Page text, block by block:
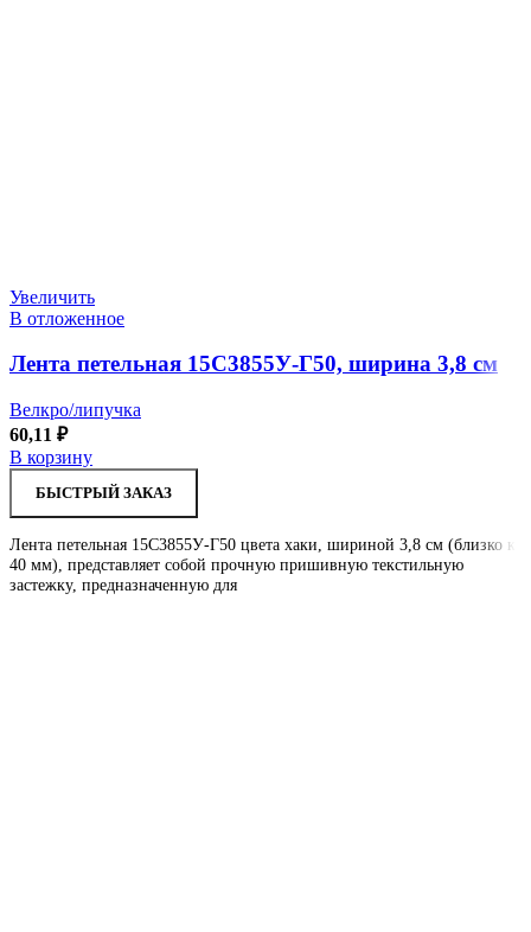
Увеличить
В отложенное
Лента петельная 15С3855У-Г50, ширина 3,8 см
Велкро/липучка
60,11 ₽
В корзину
БЫСТРЫЙ ЗАКАЗ
Лента петельная 15С3855У-Г50 цвета хаки, шириной 3,8 см (близко к
40 мм), представляет собой прочную пришивную текстильную
застежку, предназначенную для